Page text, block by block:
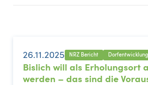
26.11.2025 NRZ Bericht Dorfentwicklung
Bislich will als Erholungsort
werden – das sind die